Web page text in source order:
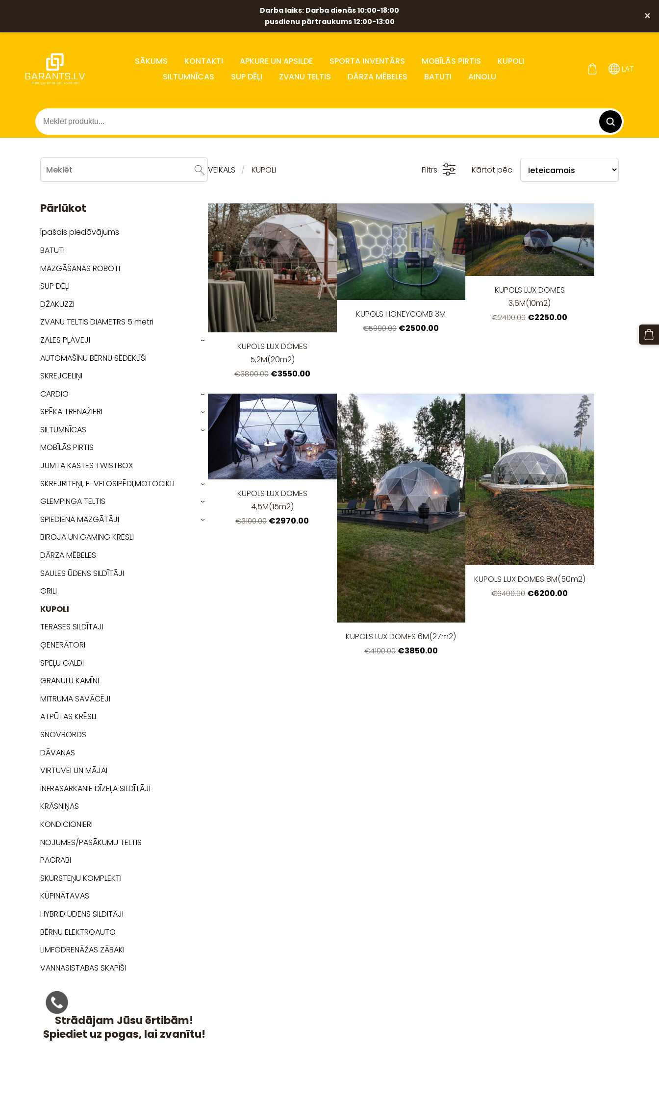
Darba laiks: Darba dienās 10:00-18:00
pusdienu pārtraukums 12:00-13:00
×
SĀKUMS KONTAKTI APKURE UN APSILDE SPORTA INVENTĀRS MOBĪLĀS PIRTIS
KUPOLI
SILTUMNĪCAS
SUP DĒĻI ZVANU TELTIS DĀRZA MĒBELES BATUTI AINOLU
LAT
Pārlūkot
Īpašais piedāvājums
BATUTI
MAZGĀŠANAS ROBOTI
SUP DĒĻI
DŽAKUZZI
ZVANU TELTIS DIAMETRS 5 metri
ZĀLES PĻĀVEJI
›
AUTOMAŠĪNU BĒRNU SĒDEKLĪŠI
SKREJCELIŅI
CARDIO
›
SPĒKA TRENAŽIERI ›
SILTUMNĪCAS ›
MOBĪLĀS PIRTIS
JUMTA KASTES TWISTBOX
SKREJRITEŅI, E-VELOSIPĒDI,MOTOCIKLI
›
GLEMPINGA TELTIS ›
SPIEDIENA MAZGĀTĀJI ›
BIROJA UN GAMING KRĒSLI
DĀRZA MĒBELES
SAULES ŪDENS SILDĪTĀJI
GRILI
KUPOLI
TERASES SILDĪTAJI
ĢENERĀTORI
SPĒĻU GALDI
GRANULU KAMĪNI
MITRUMA SAVĀCĒJI
ATPŪTAS KRĒSLI
SNOVBORDS
DĀVANAS
VIRTUVEI UN MĀJAI
INFRASARKANIE DĪZEĻA SILDĪTĀJI
KRĀSNIŅAS
KONDICIONIERI
NOJUMES/PASĀKUMU TELTIS
PAGRABI
SKURSTEŅU KOMPLEKTI
KŪPINĀTAVAS
HYBRID ŪDENS SILDĪTĀJI
BĒRNU ELEKTROAUTO
LIMFODRENĀŽAS ZĀBAKI
VANNASISTABAS SKAPĪŠI
Strādājam Jūsu ērtibām!
Spiediet uz pogas, lai zvanītu!
VEIKALS KUPOLI Filtrs Kārtot pēc
KUPOLS LUX DOMES
5,2M(20m2)
€3800.00 €3550.00
KUPOLS HONEYCOMB 3M
€5990.00 €2500.00
KUPOLS LUX DOMES
3,6M(10m2)
€2400.00 €2250.00
KUPOLS LUX DOMES
4,5M(15m2)
€3100.00 €2970.00
KUPOLS LUX DOMES 6M(27m2)
€4100.00 €3850.00
KUPOLS LUX DOMES 8M(50m2)
€6400.00 €6200.00